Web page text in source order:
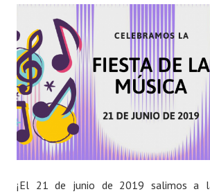
¡El 21 de junio de 2019 salimos a